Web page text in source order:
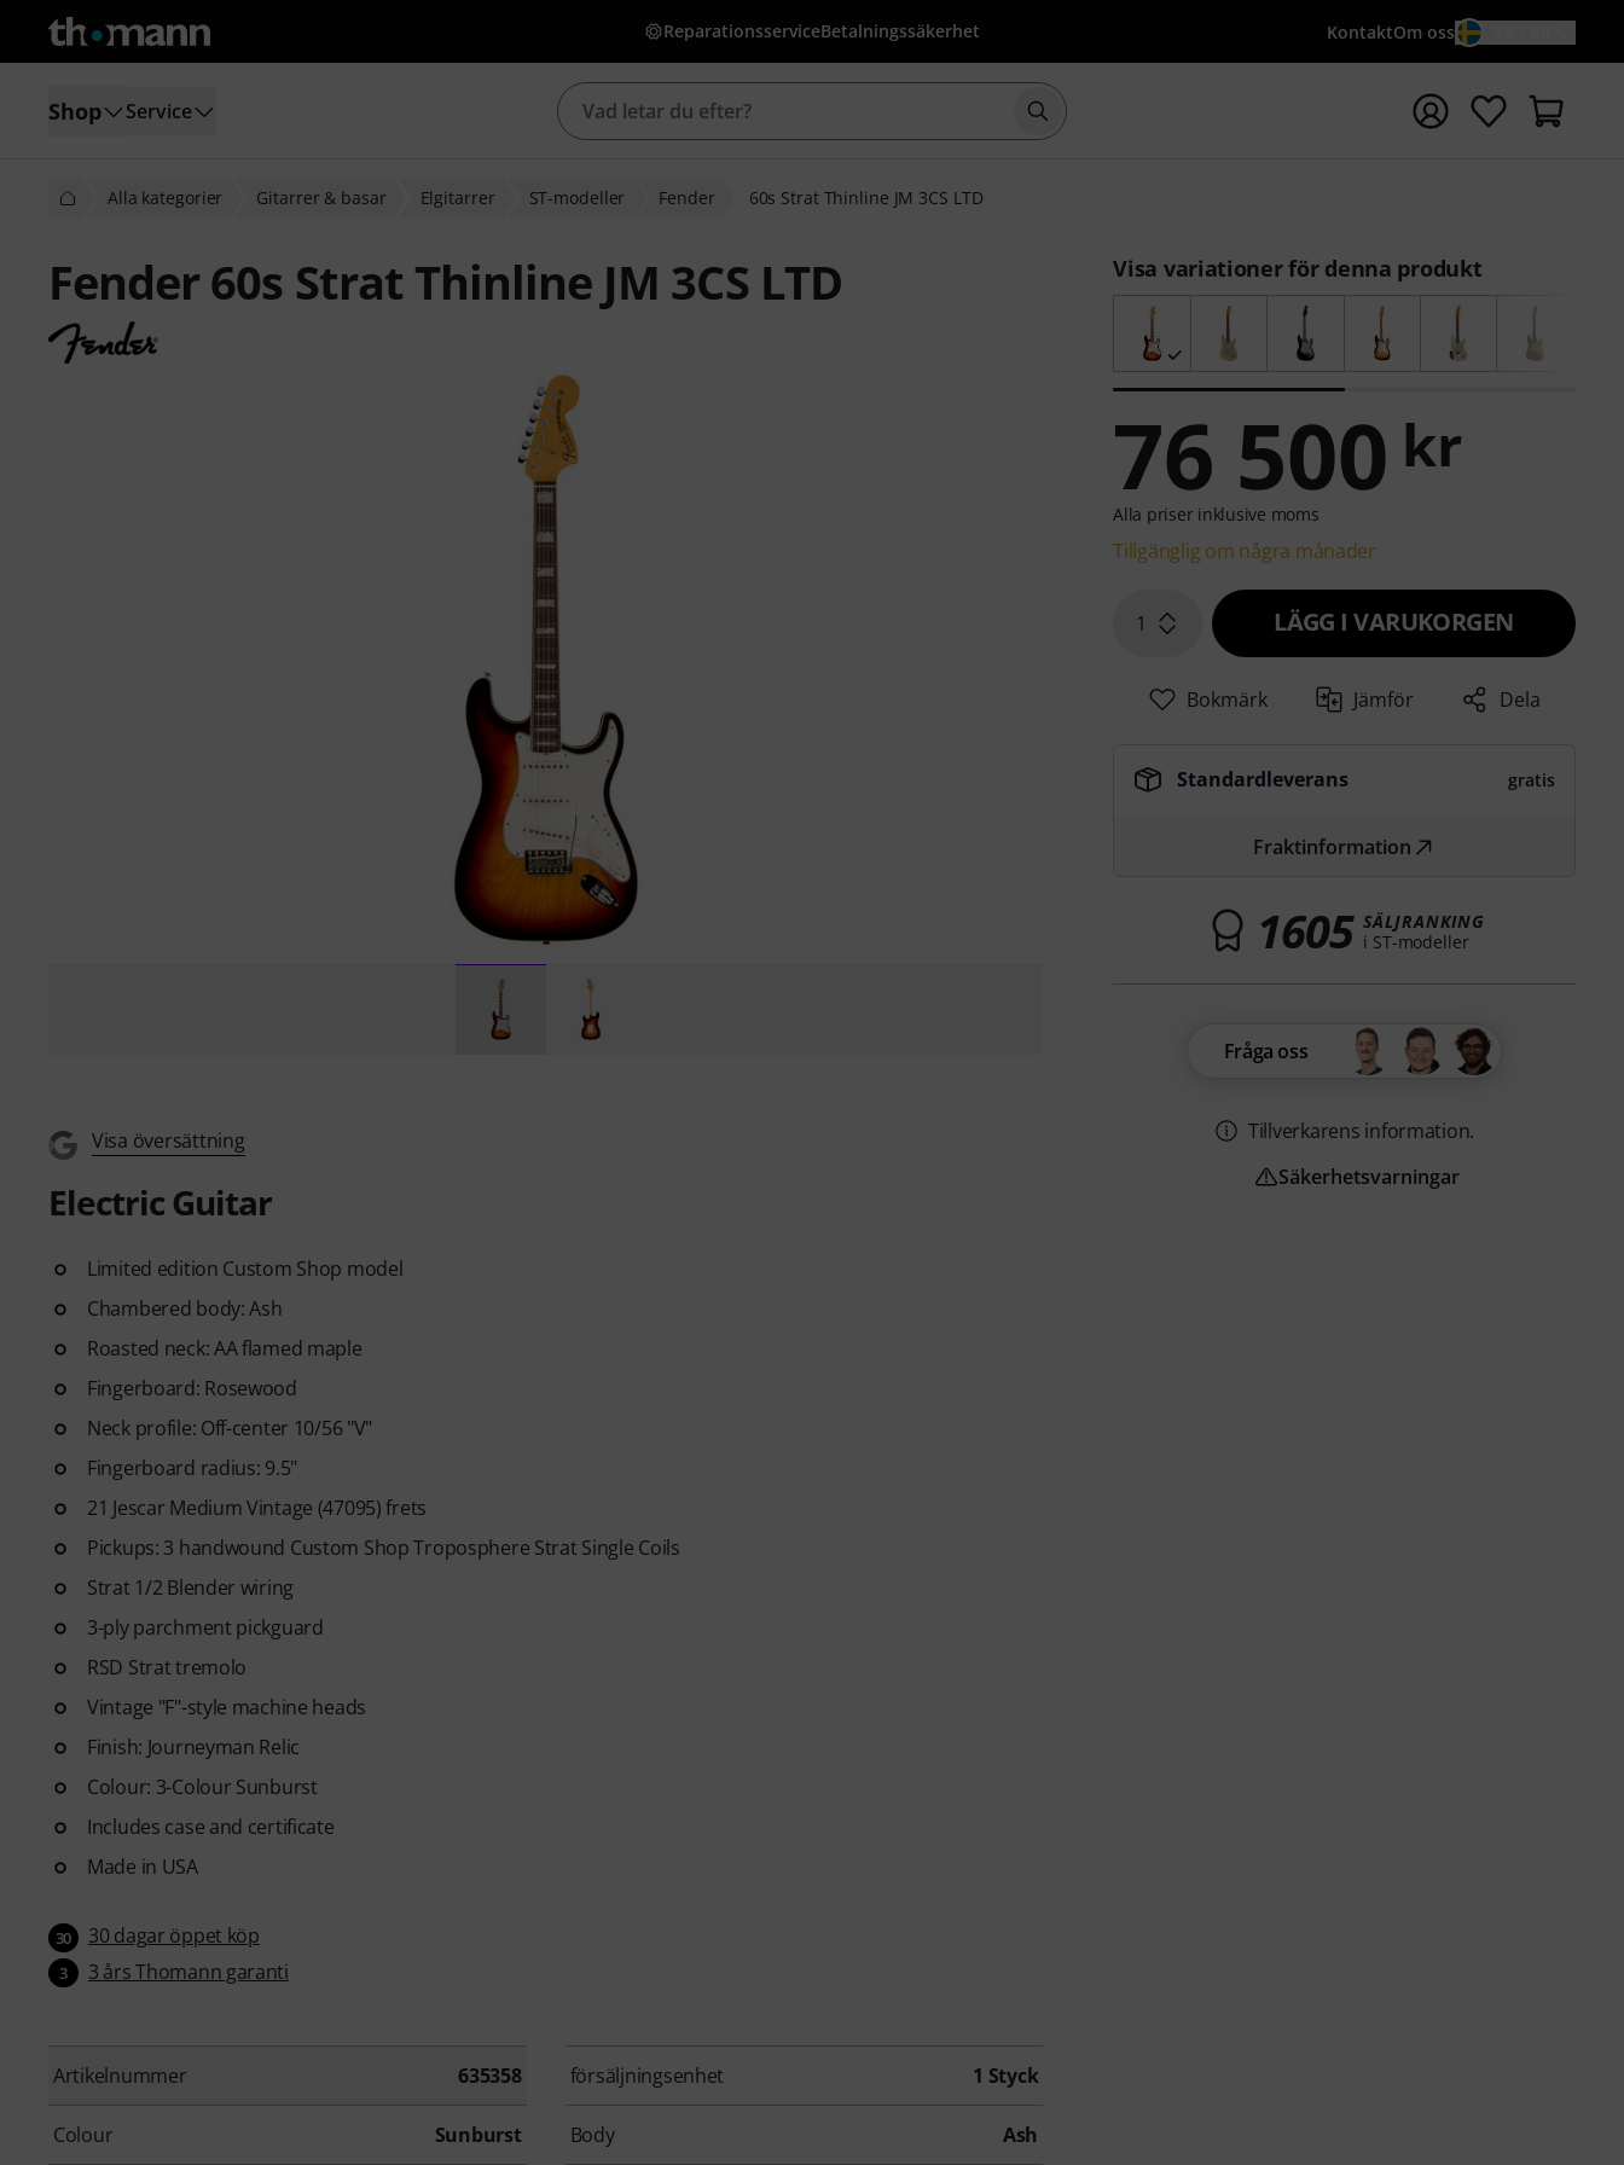
ReparationsserviceBetalningssäkerhet KontaktOm oss
Shop Service Börja sökningen med söktermen {searchTerm}
Alla kategorier Gitarrer & basar Elgitarrer ST-modeller Fender 60s Strat Thinline JM 3CS LTD
Fender 60s Strat Thinline JM 3CS LTD
Visa översättning
Electric Guitar
Limited edition Custom Shop model
Chambered body: Ash
Roasted neck: AA flamed maple
Fingerboard: Rosewood
Neck profile: Off-center 10/56 "V"
Fingerboard radius: 9.5"
21 Jescar Medium Vintage (47095) frets
Pickups: 3 handwound Custom Shop Troposphere Strat Single Coils
Strat 1/2 Blender wiring
3-ply parchment pickguard
RSD Strat tremolo
Vintage "F"-style machine heads
Finish: Journeyman Relic
Colour: 3-Colour Sunburst
Includes case and certificate
Made in USA
30 30 dagar öppet köp
3 3 års Thomann garanti
Artikelnummer 635358 försäljningsenhet 1 Styck
Colour Sunburst Body Ash
Visa variationer för denna produkt
76 500 kr
Alla priser inklusive moms
Tillgänglig om några månader
1 LÄGG I VARUKORGEN
Bokmärk Jämför Dela
Standardleverans gratis
Fraktinformation
1605 SÄLJRANKING
i ST-modeller
Fråga oss
Tillverkarens information.
Säkerhetsvarningar